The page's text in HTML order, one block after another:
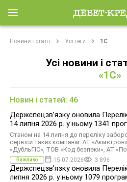
Новини і статті Усі теги 1С
Усі новини і
«1С»
Новин і статей: 46
Держспецзв’язку оновила
14 липня 2026 р. у ньому 1341
Станом на 14 липня до переліку
сервіси таких компаній: АТ
«ДубльГІС», ТОВ «Код безпеки», АТ
Важливо 15.07.2026 3 896
Держспецзв’язку оновила
липня 2026 р. у ньому 1079